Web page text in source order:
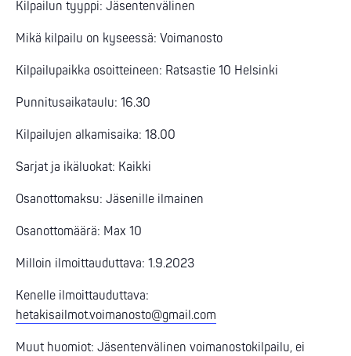
Kilpailun tyyppi: Jäsentenvälinen
Mikä kilpailu on kyseessä: Voimanosto
Kilpailupaikka osoitteineen: Ratsastie 10 Helsinki
Punnitusaikataulu: 16.30
Kilpailujen alkamisaika: 18.00
Sarjat ja ikäluokat: Kaikki
Osanottomaksu: Jäsenille ilmainen
Osanottomäärä: Max 10
Milloin ilmoittauduttava: 1.9.2023
Kenelle ilmoittauduttava:
hetakisailmot.voimanosto@gmail.com
Muut huomiot: Jäsentenvälinen voimanostokilpailu, ei